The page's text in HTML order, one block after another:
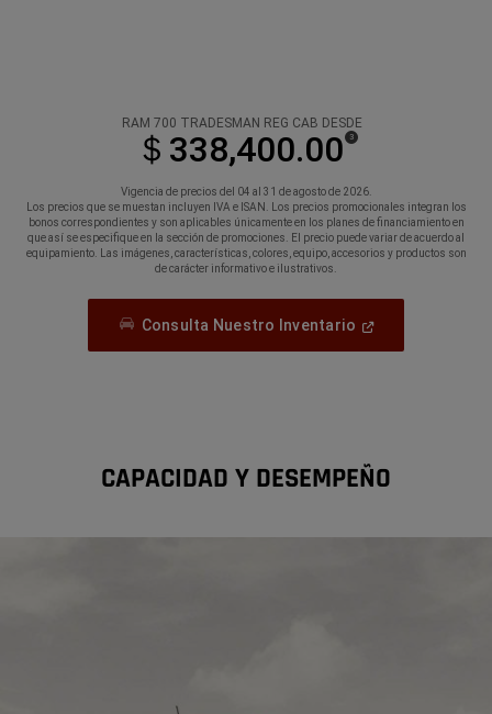
RAM 700 TRADESMAN REG CAB DESDE
＄338,400.00 (
Disclosure
3)
Vigencia de precios del 04 al 31 de agosto de 2026.
Los precios que se muestan incluyen IVA e ISAN. Los precios promocionales integran los
bonos correspondientes y son aplicables únicamente en los planes de financiamiento en
que así se especifique en la sección de promociones. El precio puede variar de acuerdo al
equipamiento. Las imágenes, características, colores, equipo, accesorios y productos son
de carácter informativo e ilustrativos.
Consulta Nuestro Inventario Open
CAPACIDAD Y DESEMPEÑO